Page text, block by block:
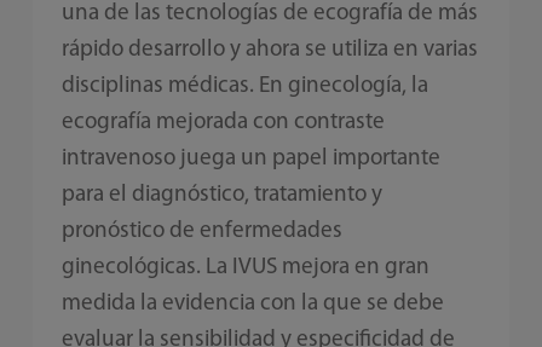
una de las tecnologías de ecografía de más
rápido desarrollo y ahora se utiliza en varias
disciplinas médicas. En ginecología, la
ecografía mejorada con contraste
intravenoso juega un papel importante
para el diagnóstico, tratamiento y
pronóstico de enfermedades
ginecológicas. La IVUS mejora en gran
medida la evidencia con la que se debe
evaluar la sensibilidad y especificidad de